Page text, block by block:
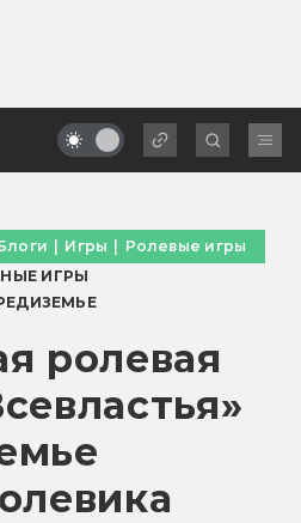
| Игры | Ролевые игры
ИГРЫ
ролевая